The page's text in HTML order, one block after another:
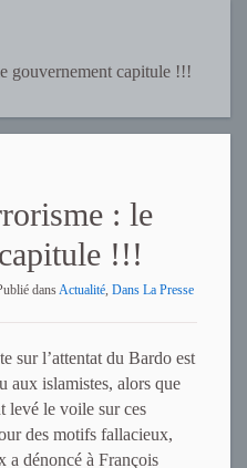
gouvernement capitule !!!
: le
!!!
dansActualité, Dans La Presse
sur l’attentat du Bardo est
aux islamistes, alors que
levé le voile sur ces
des motifs fallacieux,
a dénoncé à François